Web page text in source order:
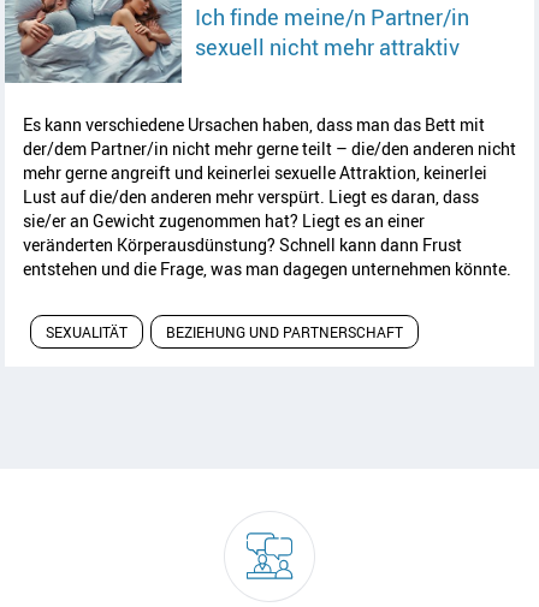
Ich finde meine/n Partner/in
sexuell nicht mehr attraktivArtikel
Es kann verschiedene Ursachen haben, dass man das Bett mit
der/dem Partner/in nicht mehr gerne teilt – die/den anderen nicht
mehr gerne angreift und keinerlei sexuelle Attraktion, keinerlei
Lust auf die/den anderen mehr verspürt. Liegt es daran, dass
sie/er an Gewicht zugenommen hat? Liegt es an einer
veränderten Körperausdünstung? Schnell kann dann Frust
entstehen und die Frage, was man dagegen unternehmen könnte.
SEXUALITÄT BEZIEHUNG UND PARTNERSCHAFT